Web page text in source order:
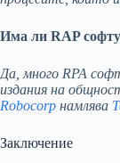
Има ли RAP
Да, много RPA
издания на
Robocorp намлява
Заключение